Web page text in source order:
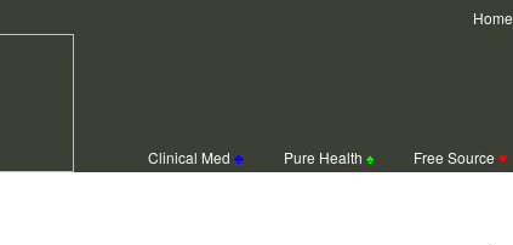
Home
Clinical Med ♣ Pure Health ♠ Free Source ♥